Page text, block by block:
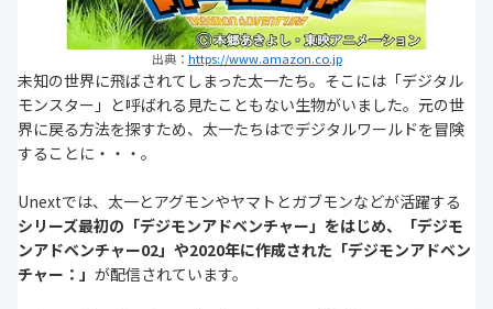
出典： https://www.amazon.co.jp
未知の世界に飛ばされてしまった太一たち。そこには「デジタル
モンスター」と呼ばれる見たこともない生物がいました。元の世
界に戻る方法を探すため、太一たちはでデジタルワールドを冒険
することに・・・。
Unextでは、太一とアグモンやヤマトとガブモンなどが活躍する
シリーズ最初の「デジモンアドベンチャー」をはじめ、「デジモ
ンアドベンチャー02」や2020年に作成された「デジモンアドベン
チャー：」 が配信されています。